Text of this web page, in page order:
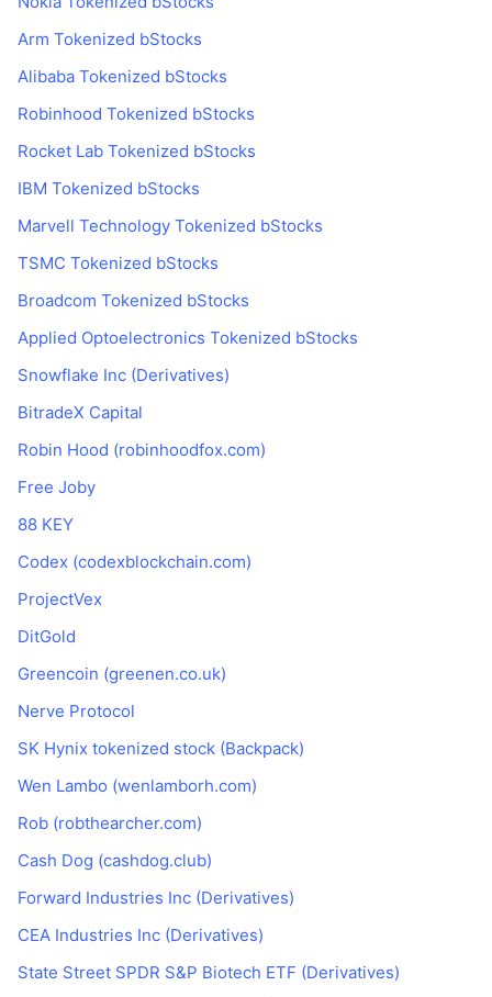
Arm Tokenized bStocks
Alibaba Tokenized bStocks
Robinhood Tokenized bStocks
Rocket Lab Tokenized bStocks
IBM Tokenized bStocks
Marvell Technology Tokenized bStocks
TSMC Tokenized bStocks
Broadcom Tokenized bStocks
Applied Optoelectronics Tokenized bStocks
Snowflake Inc (Derivatives)
BitradeX Capital
Robin Hood (robinhoodfox.com)
Free Joby
88 KEY
Codex (codexblockchain.com)
ProjectVex
DitGold
Greencoin (greenen.co.uk)
Nerve Protocol
SK Hynix tokenized stock (Backpack)
Wen Lambo (wenlamborh.com)
Rob (robthearcher.com)
Cash Dog (cashdog.club)
Forward Industries Inc (Derivatives)
CEA Industries Inc (Derivatives)
State Street SPDR S&P Biotech ETF (Derivatives)